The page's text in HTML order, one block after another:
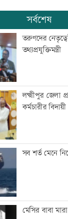
সর্বশেষ
তরুণদের
তথ্যপ্রযুক্তিমন্ত্রী
লক্ষ্মীপুর জেলা
কর্মচারীর
সব শর্ত মেনে
মেসির বাবা